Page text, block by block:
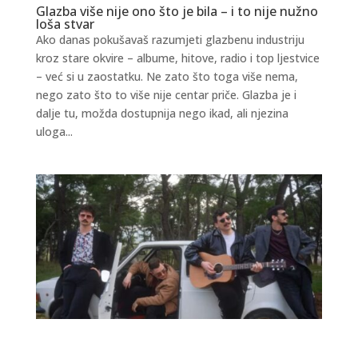
Glazba više nije ono što je bila – i to nije nužno
loša stvar
Ako danas pokušavaš razumjeti glazbenu industriju
kroz stare okvire – albume, hitove, radio i top ljestvice
– već si u zaostatku. Ne zato što toga više nema,
nego zato što to više nije centar priče. Glazba je i
dalje tu, možda dostupnija nego ikad, ali njezina
uloga...